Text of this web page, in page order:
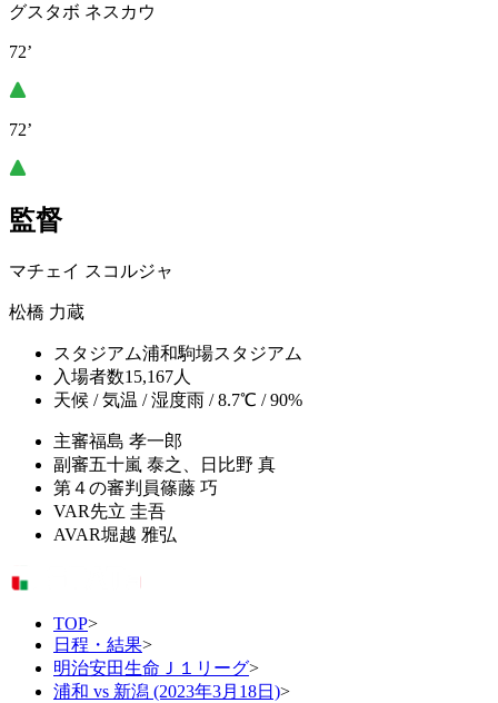
グスタボ ネスカウ
72’
72’
監督
マチェイ スコルジャ
松橋 力蔵
スタジアム浦和駒場スタジアム
入場者数15,167人
天候 / 気温 / 湿度雨 / 8.7℃ / 90%
主審福島 孝一郎
副審五十嵐 泰之、日比野 真
第４の審判員篠藤 巧
VAR先立 圭吾
AVAR堀越 雅弘
TOP>
日程・結果>
明治安田生命Ｊ１リーグ>
浦和 vs 新潟 (2023年3月18日)>